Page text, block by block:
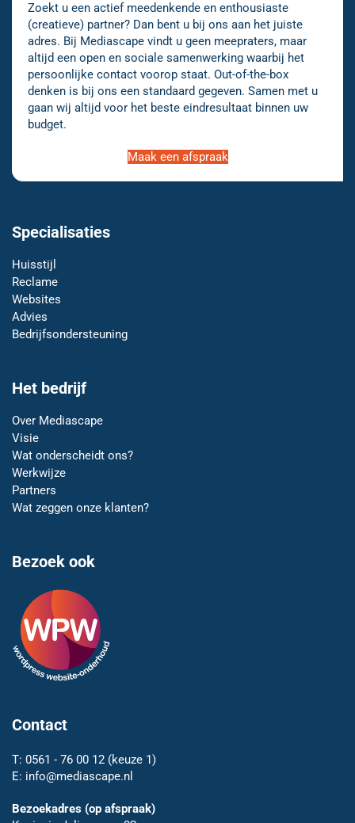
Zoekt u een actief meedenkende en enthousiaste
(creatieve) partner? Dan bent u bij ons aan het juiste
adres. Bij Mediascape vindt u geen meepraters, maar
altijd een open en sociale samenwerking waarbij het
persoonlijke contact voorop staat. Out-of-the-box
denken is bij ons een standaard gegeven. Samen met u
gaan wij altijd voor het beste eindresultaat binnen uw
budget.
Maak een afspraak
Specialisaties
Huisstijl
Reclame
Websites
Advies
Bedrijfsondersteuning
Het bedrijf
Over Mediascape
Visie
Wat onderscheidt ons?
Werkwijze
Partners
Wat zeggen onze klanten?
Bezoek ook
Contact
T: 0561 - 76 00 12 (keuze 1)
E: info@mediascape.nl
Bezoekadres (op afspraak)